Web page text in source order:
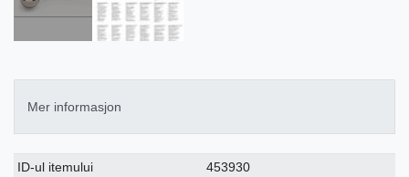
Mer informasjon
Ceres::Template.singleItemTechnicalDataAttribute
Ceres::Template.singleItemTechnicalDataValue
ID-ul itemului
453930